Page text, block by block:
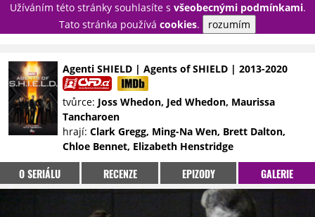
Užíváním této stránky souhlasíte s všeobecnými podmínkami.
Tato stránka používá cookies. rozumím
PŘIHLÁSIT
NOVINKY
TÉMATA
RECENZE
EPIZODY
KULT
TRAILERY
GALERIE
DISKUZE
STATISTIKY
TIRÁŽ
Agenti SHIELD | Agents of SHIELD | 2013-2020
tvůrce: Joss Whedon, Jed Whedon, Maurissa
Tancharoen
hrají: Clark Gregg, Ming-Na Wen, Brett Dalton,
Chloe Bennet, Elizabeth Henstridge
O SERIÁLU RECENZE EPIZODY GALERIE